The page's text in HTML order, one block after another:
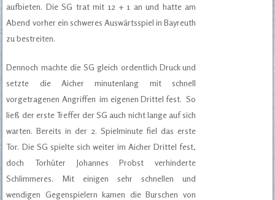
aufbieten. Die SG trat mit 12 + 1 an und hatte am
Abend vorher ein schweres Auswärtsspiel in Bayreuth
zu bestreiten.
Dennoch machte die SG gleich ordentlich Druck und
setzte die Aicher minutenlang mit schnell
vorgetragenen Angriffen im eigenen Drittel fest. So
ließ der erste Treffer der SG auch nicht lange auf sich
warten. Bereits in der 2. Spielminute fiel das erste
Tor. Die SG spielte sich weiter im Aicher Drittel fest,
doch Torhüter Johannes Probst verhinderte
Schlimmeres. Mit einigen sehr schnellen und
wendigen Gegenspielern kamen die Burschen von